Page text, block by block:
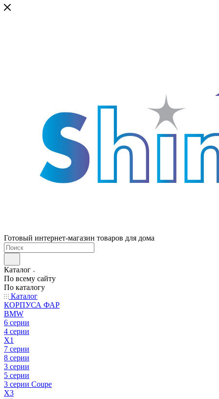
Готовый интернет-магазин товаров для дома
Каталог
По всему сайту
По каталогу
Каталог
КОРПУСА ФАР
BMW
6 серии
4 серии
X1
7 серии
8 серии
3 серии
5 серии
3 серии Coupe
X3